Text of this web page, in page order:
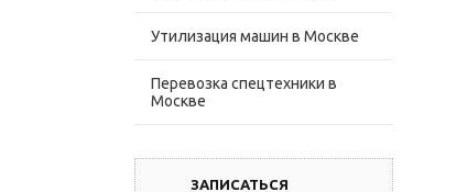
Утилизация машин в Москве
Перевозка спецтехники в
Москве
ЗАПИСАТЬСЯ